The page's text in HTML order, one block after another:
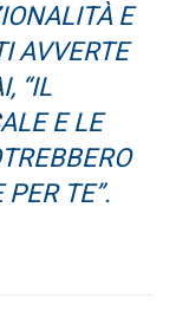
E
AVVERTE
“IL
E LE
TE”.